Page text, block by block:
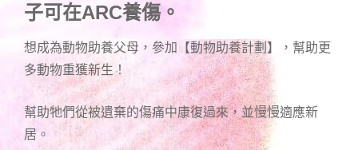
子可在ARC養傷。
想成為動物助養父母，參加【動物助養計劃】，幫助更
多動物重獲新生！
幫助牠們從被遺棄的傷痛中康復過來，並慢慢適應新
居。